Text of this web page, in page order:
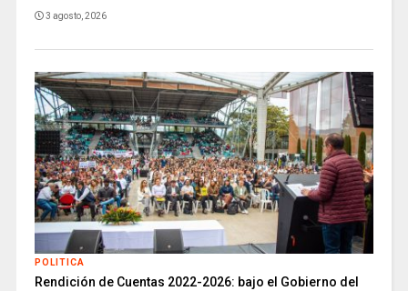
3 agosto, 2026
POLITICA
Rendición de Cuentas 2022-2026: bajo el Gobierno del